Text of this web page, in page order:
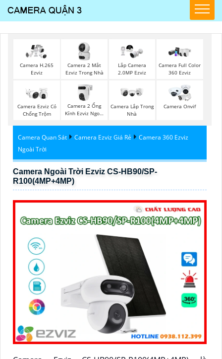
Camera H.265
Ezviz
Camera 2 Mắt
Ezviz Trong Nhà
Lắp Camera
2.0MP Ezviz
Camera Full Color
360 Ezviz
Camera Ezviz Có
Chống Trộm
Camera 2 Ống
Kính Ezviz Ngoài
Camera Lắp Trong
Nhà
Camera Onvif
Camera Quan Sát Camera Ezviz Giá Rẻ
Camera 360 Ezviz
Ngoài Trời
Camera Ngoài Trời Ezviz CS-HB90/SP-
R100(4MP+4MP)